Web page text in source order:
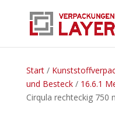
Start/
und Besteck/ 16.6.1
Cirqula rechteckig 750